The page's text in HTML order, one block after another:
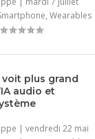
,Wearables
plus grand
audio et
|vendredi 22 mai